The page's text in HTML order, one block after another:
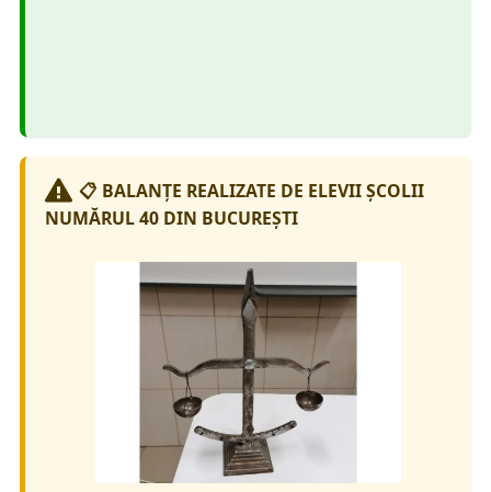
📋 BALANȚE REALIZATE DE ELEVII ȘCOLII
NUMĂRUL 40 DIN BUCUREȘTI